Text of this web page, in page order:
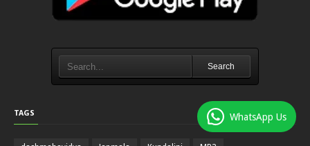
Search
TAGS WhatsApp Us